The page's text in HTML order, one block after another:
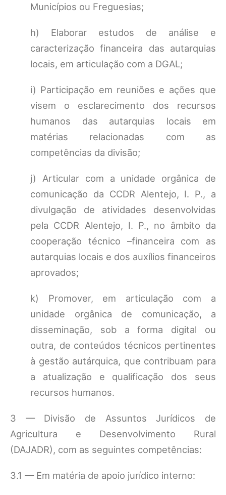
Municípios ou Freguesias;
h) Elaborar estudos de análise e
caracterização financeira das autarquias
locais, em articulação com a DGAL;
i) Participação em reuniões e ações que
visem o esclarecimento dos recursos
humanos das autarquias locais em
matérias relacionadas com as
competências da divisão;
j) Articular com a unidade orgânica de
comunicação da CCDR Alentejo, I. P., a
divulgação de atividades desenvolvidas
pela CCDR Alentejo, I. P., no âmbito da
cooperação técnico –financeira com as
autarquias locais e dos auxílios financeiros
aprovados;
k) Promover, em articulação com a
unidade orgânica de comunicação, a
disseminação, sob a forma digital ou
outra, de conteúdos técnicos pertinentes
à gestão autárquica, que contribuam para
a atualização e qualificação dos seus
recursos humanos.
3 — Divisão de Assuntos Jurídicos de
Agricultura e Desenvolvimento Rural
(DAJADR), com as seguintes competências:
3.1 — Em matéria de apoio jurídico interno: